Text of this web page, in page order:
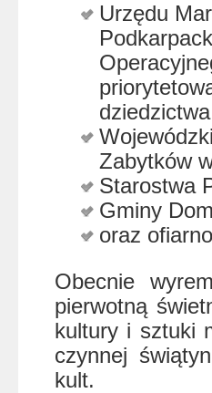
Urzędu
Zabytków
Starostwa
Gminy
oraz
Obecnie
pierwotną
kultury i sztuki
czynnej
kult.